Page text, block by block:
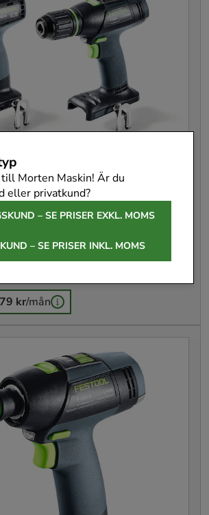
Morten Maskin! Är du
eller privatkund?
– SE PRISER EXKL. MOMS
– SE PRISER INKL. MOMS
TID 18 Basic-Set
kr/mån